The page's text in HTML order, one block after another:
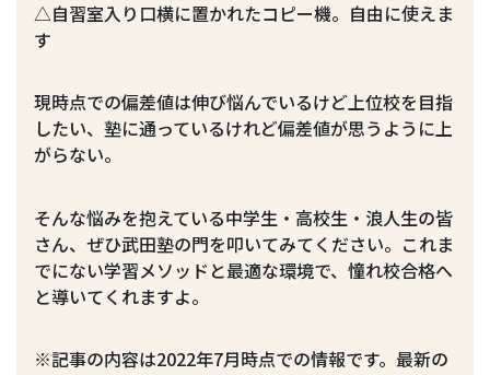
△自習室入り口横に置かれたコピー機。自由に使えま
す
現時点での偏差値は伸び悩んでいるけど上位校を目指
したい、塾に通っているけれど偏差値が思うように上
がらない。
そんな悩みを抱えている中学生・高校生・浪人生の皆
さん、ぜひ武田塾の門を叩いてみてください。これま
でにない学習メソッドと最適な環境で、憧れ校合格へ
と導いてくれますよ。
※記事の内容は2022年7月時点での情報です。最新の